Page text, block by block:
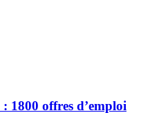
1800 offres d’emploi